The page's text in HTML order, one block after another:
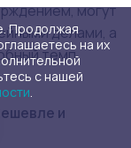
могут
делами, а
темп
и
Продолжая
на их
с нашей
.